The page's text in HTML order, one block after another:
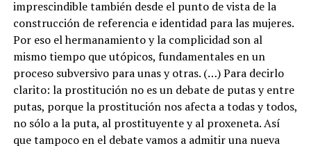
imprescindible también desde el punto de vista de la
construcción de referencia e identidad para las mujeres.
Por eso el hermanamiento y la complicidad son al
mismo tiempo que utópicos, fundamentales en un
proceso subversivo para unas y otras. (…) Para decirlo
clarito: la prostitución no es un debate de putas y entre
putas, porque la prostitución nos afecta a todas y todos,
no sólo a la puta, al prostituyente y al proxeneta. Así
que tampoco en el debate vamos a admitir una nueva